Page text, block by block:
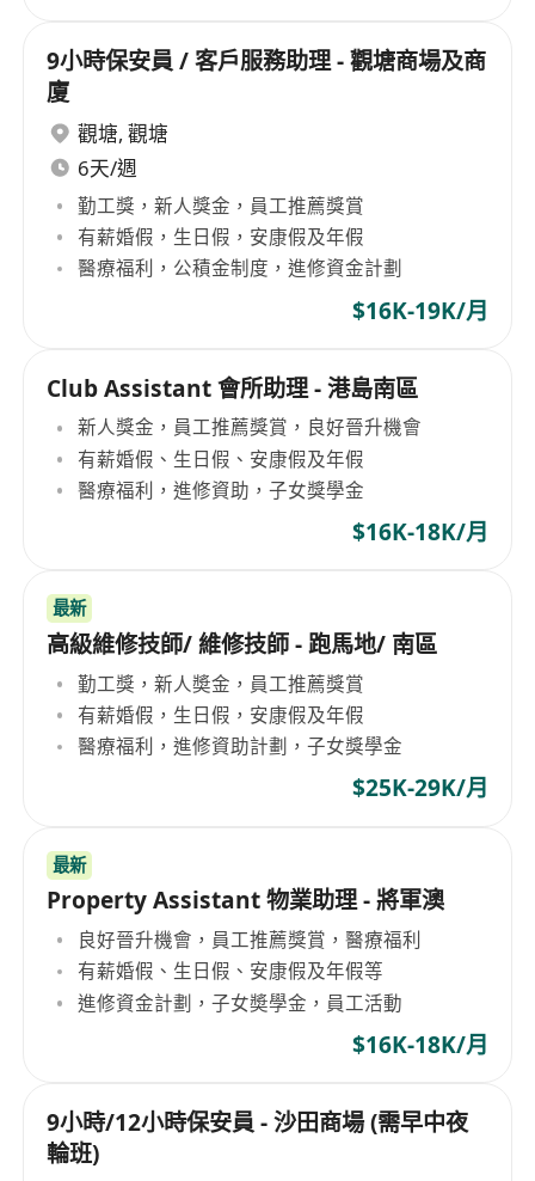
9小時保安員 / 客戶服務助理 - 觀塘商場及商
廈
觀塘, 觀塘
6天/週
勤工獎，新人獎金，員工推薦獎賞
有薪婚假，生日假，安康假及年假
醫療福利，公積金制度，進修資金計劃
$16K-19K/月
Club Assistant 會所助理 - 港島南區
新人獎金，員工推薦獎賞，良好晉升機會
有薪婚假、生日假、安康假及年假
醫療福利，進修資助，子女獎學金
$16K-18K/月
最新
高級維修技師/ 維修技師 - 跑馬地/ 南區
勤工獎，新人奬金，員工推薦獎賞
有薪婚假，生日假，安康假及年假
醫療福利，進修資助計劃，子女獎學金
$25K-29K/月
最新
Property Assistant 物業助理 - 將軍澳
良好晉升機會，員工推薦獎賞，醫療福利
有薪婚假、生日假、安康假及年假等
進修資金計劃，子女奬學金，員工活動
$16K-18K/月
9小時/12小時保安員 - 沙田商場 (需早中夜
輪班)